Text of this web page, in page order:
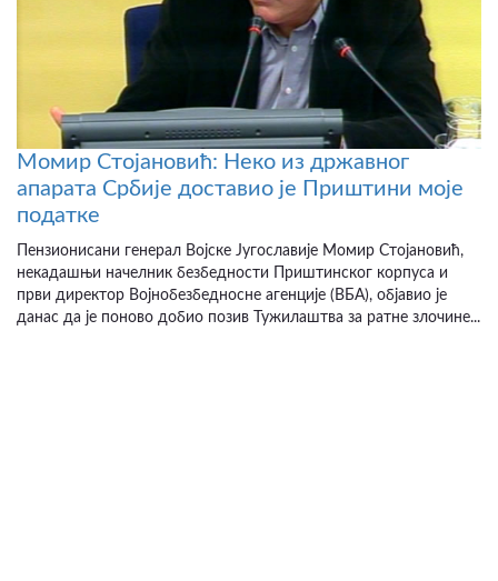
Момир Стојановић: Неко из државног
апарата Србије доставио је Приштини моје
податке
Пензионисани генерал Војске Југославије Момир Стојановић,
некадашњи начелник безбедности Приштинског корпуса и
први директор Војнобезбедносне агенције (ВБА), објавио је
данас да је поново добио позив Тужилаштва за ратне злочине...